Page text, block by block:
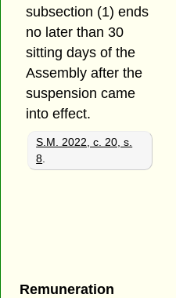
subsection (1) ends
no later than 30
sitting days of the
Assembly after the
suspension came
into effect.
S.M. 2022, c. 20, s.
8
Remuneration